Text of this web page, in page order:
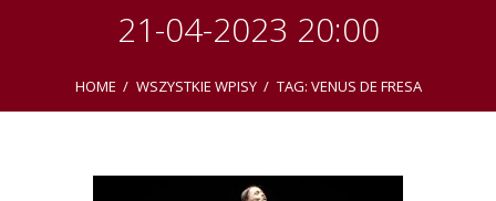
21-04-2023 20:00
HOME WSZYSTKIE WPISY TAG: VENUS DE FRESA